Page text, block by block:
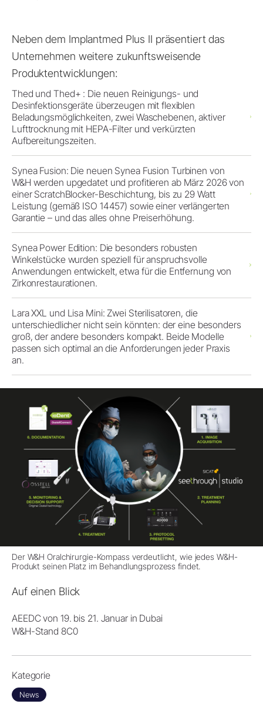
Neben dem Implantmed Plus II präsentiert das
Unternehmen weitere zukunftsweisende
Produktentwicklungen:
Thed und Thed+ : Die neuen Reinigungs- und
Desinfektionsgeräte überzeugen mit flexiblen
Beladungsmöglichkeiten, zwei Waschebenen, aktiver
Lufttrocknung mit HEPA-Filter und verkürzten
Aufbereitungszeiten.
Synea Fusion: Die neuen Synea Fusion Turbinen von
W&H werden upgedatet und profitieren ab März 2026 von
einer ScratchBlocker-Beschichtung, bis zu 29 Watt
Leistung (gemäß ISO 14457) sowie einer verlängerten
Garantie – und das alles ohne Preiserhöhung.
Synea Power Edition: Die besonders robusten
Winkelstücke wurden speziell für anspruchsvolle
Anwendungen entwickelt, etwa für die Entfernung von
Zirkonrestaurationen.
Lara XXL und Lisa Mini: Zwei Sterilisatoren, die
unterschiedlicher nicht sein könnten: der eine besonders
groß, der andere besonders kompakt. Beide Modelle
passen sich optimal an die Anforderungen jeder Praxis
an.
Der W&H Oralchirurgie-Kompass verdeutlicht, wie jedes W&H-
Produkt seinen Platz im Behandlungsprozess findet.
Auf einen Blick
AEEDC von 19. bis 21. Januar in Dubai
W&H-Stand 8C0
Kategorie
News